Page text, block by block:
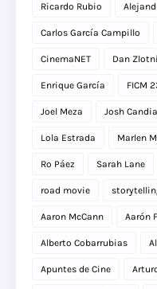
Ricardo Rubio
Carlos García Campillo
CinemaNET Dan
Enrique García FICM
Joel Meza Josh Candia
Lola Estrada Marlen
Ro Páez Sarah Lane
road movie
Aaron McCann Aarón
Alberto Cobarrubias
Apuntes de Cine